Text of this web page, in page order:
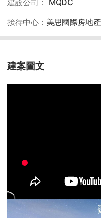
建設公司
MQDC
接待中心
美思國際房地產
建案圖文